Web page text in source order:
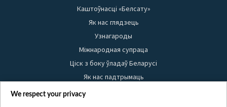
Каштоўнасці «Белсату»
Як нас глядзець
Узнагароды
Міжнародная супраца
Ціск з боку ўладаў Беларусі
Як нас падтрымаць
Правілы выкарыстання матэрыялаў
We respect your privacy